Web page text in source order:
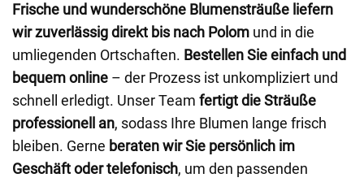
Frische und wunderschöne Blumensträuße liefern
wir zuverlässig direkt bis nach Polom und in die
umliegenden Ortschaften. Bestellen Sie einfach und
bequem online – der Prozess ist unkompliziert und
schnell erledigt. Unser Team fertigt die Sträuße
professionell an, sodass Ihre Blumen lange frisch
bleiben. Gerne beraten wir Sie persönlich im
Geschäft oder telefonisch, um den passenden